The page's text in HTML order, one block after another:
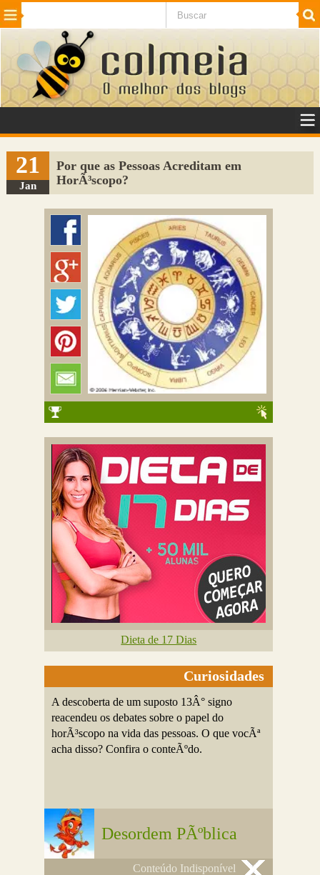
Beleza Cinema e TV
Internet Jogos NotÃ­cias SaÃºde
VeÃ­culos Adulto
Sugerir Link
Adicionar Blog
Colmeia Exchange
21
Jan
Por que as Pessoas Acreditam em
HorÃ³scopo?
Dieta de 17 Dias
Curiosidades
A descoberta de um suposto 13Â° signo
reacendeu os debates sobre o papel do
horÃ³scopo na vida das pessoas. O que vocÃª
acha disso? Confira o conteÃºdo.
Desordem PÃºblica
Conteúdo Indisponível